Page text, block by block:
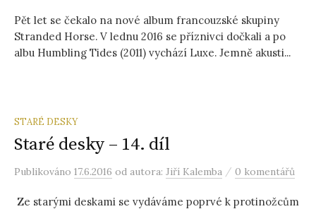
Pět let se čekalo na nové album francouzské skupiny
Stranded Horse. V lednu 2016 se příznivci dočkali a po
albu Humbling Tides (2011) vychází Luxe. Jemně akusti...
STARÉ DESKY
Staré desky – 14. díl
Publikováno 17.6.2016 od autora: Jiří Kalemba / 0 komentářů
Ze starými deskami se vydáváme poprvé k protinožcům